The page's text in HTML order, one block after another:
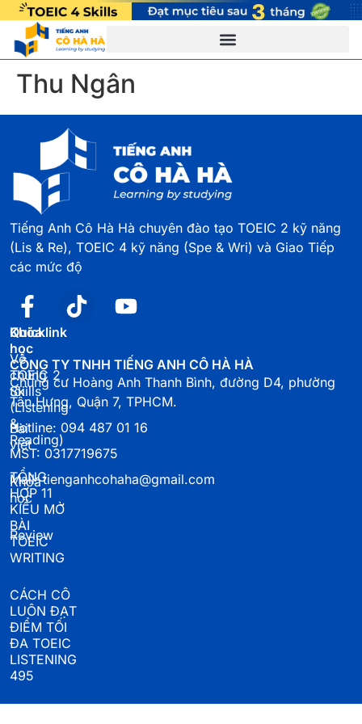
Thu Ngân
Tiếng Anh Cô Hà Hà chuyên đào tạo TOEIC 2 kỹ năng
(Lis & Re), TOEIC 4 kỹ năng (Spe & Wri) và Giao Tiếp
các mức độ
Quicklink
Về
chúng
tôi
Bài
viết
Khoá
học
Review
Khóa
học
TOEIC 2
Skills
(Listening
&
Reading)
TỔNG
HỢP 11
KIỂU MỞ
BÀI
TOEIC
WRITING
CÁCH CÔ
LUÔN ĐẠT
ĐIỂM TỐI
ĐA TOEIC
LISTENING
495
CÔNG TY TNHH TIẾNG ANH CÔ HÀ HÀ
Chung cư Hoàng Anh Thanh Bình, đường D4, phường
Tân Hưng, Quận 7, TPHCM.
Hotline: 094 487 01 16
MST: 0317719675
Mail: tienganhcohaha@gmail.com